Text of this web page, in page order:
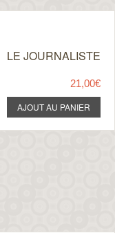
LE JOURNALISTE
21,00€